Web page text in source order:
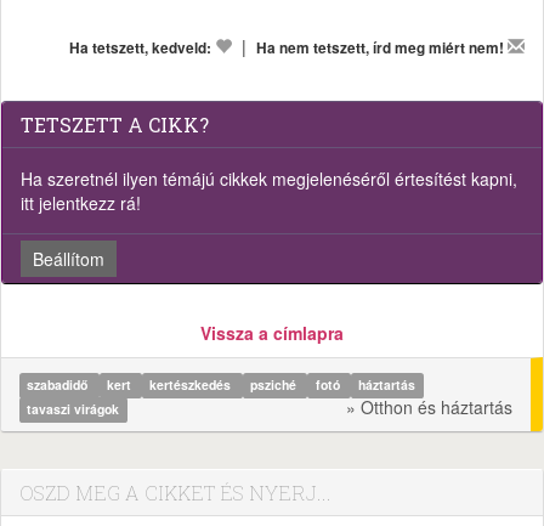
Ha tetszett, kedveld: | Ha nem tetszett, írd meg miért nem!
TETSZETT A CIKK?
Ha szeretnél ilyen témájú cikkek megjelenéséről értesítést kapni,
itt jelentkezz rá!
Beállítom
Vissza a címlapra
szabadidő kert kertészkedés psziché fotó
háztartás
tavaszi virágok
» Otthon és háztartás
OSZD MEG A CIKKET ÉS NYERJ...